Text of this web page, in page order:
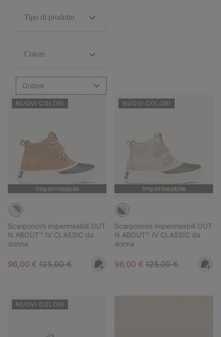
Tipo di prodotto
Colore
Ordine
NUOVI COLORI
Impermeabile
Scarponcini impermeabili OUT
N ABOUT™ IV CLASSIC da
donna
Sale price:
96,00 € Regular price:
125,00 €
NUOVI COLORI
Impermeabile
Scarponcini impermeabili OUT
N ABOUT™ IV CLASSIC da
donna
Sale price:
96,00 € Regular price:
125,00 €
NUOVI COLORI